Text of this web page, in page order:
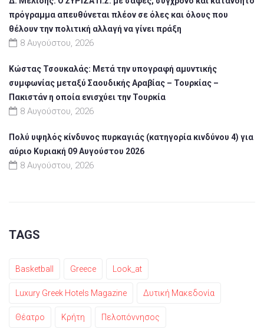
πρόγραμμα απευθύνεται πλέον σε όλες και όλους που
θέλουν την πολιτική αλλαγή να γίνει πράξη
8 Αυγούστου, 2026
Κώστας Τσουκαλάς: Μετά την υπογραφή αμυντικής
συμφωνίας μεταξύ Σαουδικής Αραβίας – Τουρκίας –
Πακιστάν η οποία ενισχύει την Τουρκία
8 Αυγούστου, 2026
Πολύ υψηλός κίνδυνος πυρκαγιάς (κατηγορία κινδύνου 4) για
αύριο Κυριακή 09 Αυγούστου 2026
8 Αυγούστου, 2026
TAGS
Basketball Greece Look_at
Luxury Greek Hotels Magazine Δυτική Μακεδονία
Θέατρο Κρήτη Πελοπόννησος